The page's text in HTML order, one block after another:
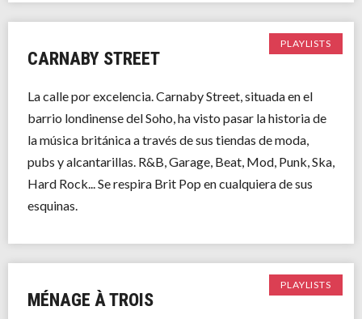
PLAYLISTS
CARNABY STREET
La calle por excelencia. Carnaby Street, situada en el
barrio londinense del Soho, ha visto pasar la historia de
la música británica a través de sus tiendas de moda,
pubs y alcantarillas. R&B, Garage, Beat, Mod, Punk, Ska,
Hard Rock... Se respira Brit Pop en cualquiera de sus
esquinas.
PLAYLISTS
MÉNAGE À TROIS